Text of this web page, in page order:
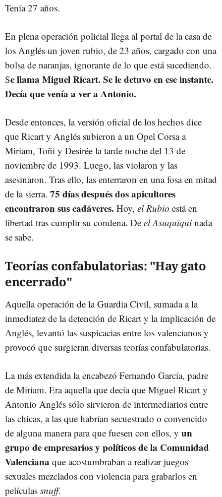
Tenía 27 años.
En plena operación policial llega al portal de la casa de
los An­glés un joven rubio, de 23 años, cargado con una
bolsa de naranjas, ignorante de lo que está sucediendo.
Se llama Miguel Ricart. Se le detuvo en ese instante.
Decía que venía a ver a Antonio.
Desde entonces, la versión oficial de los hechos dice
que Ricart y Anglés subieron a un Opel Corsa a
Miriam, Toñi y Desirée la tarde noche del 13 de
noviembre de 1993. Luego, las violaron y las
asesinaron. Tras ello, las enterraron en una fosa en mitad
de la sierra. 75 días después dos apicultores
encontraron sus cadáveres. Hoy, el Rubio está en
libertad tras cumplir su condena. De el Asuquiqui nada
se sabe.
Teorías confabulatorias: "Hay gato
encerrado"
Aquella operación de la Guardia Civil, sumada a la
inmediatez de la detención de Ricart y la implicación de
Anglés, levantó las suspicacias entre los valencianos y
provocó que surgieran diversas teorías confabulatorias.
La más extendida la encabezó Fernando García, padre
de Miriam. Era aquella que decía que Miguel Ricart y
Antonio Anglés sólo sirvieron de intermediarios entre
las chicas, a las que habrían secuestrado o convencido
de alguna manera para que fuesen con ellos, y un
grupo de empresarios y políticos de la Comunidad
Valenciana que acostumbraban a realizar juegos
sexuales mezclados con violencia para grabarlos en
películas snuff.